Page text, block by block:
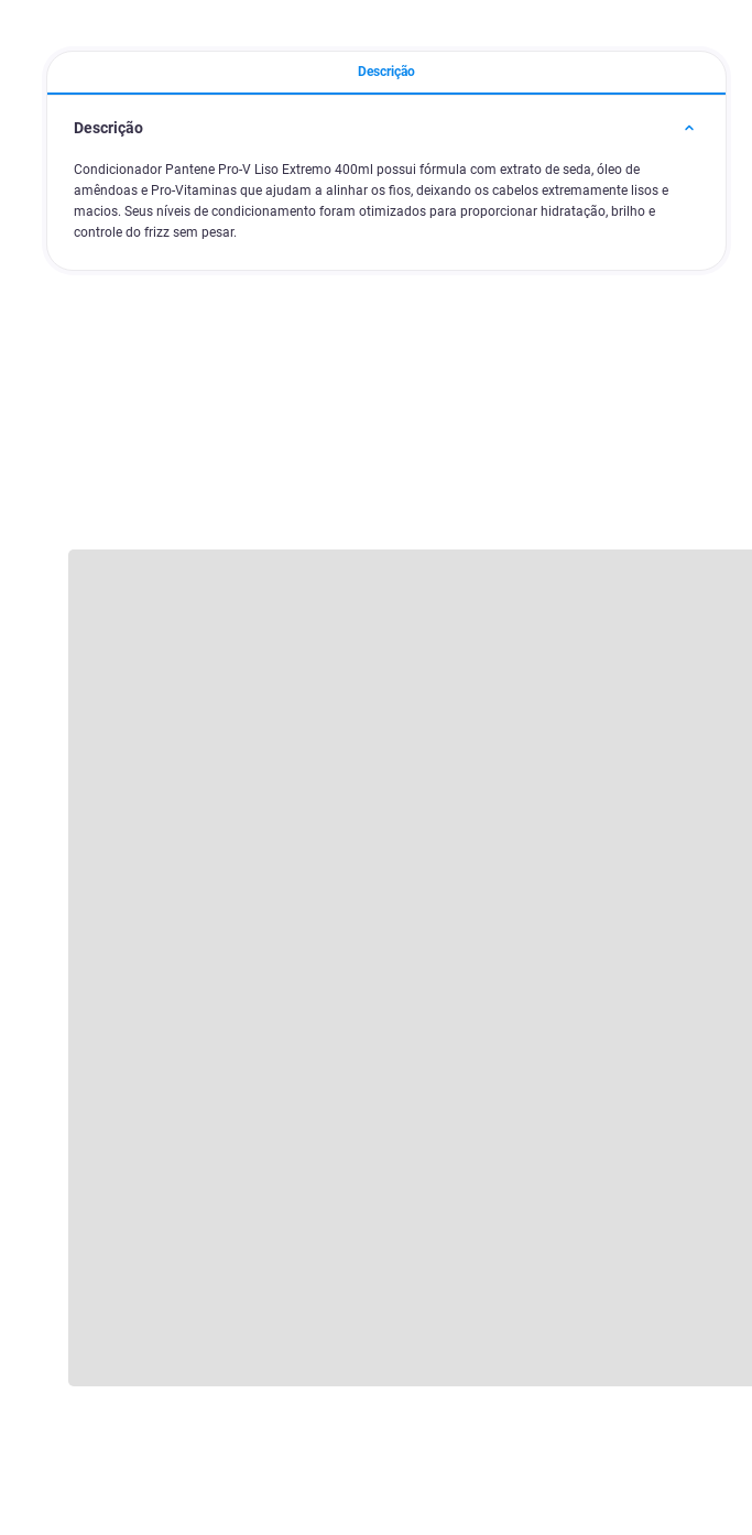
Descrição
Descrição
Condicionador Pantene Pro-V Liso Extremo 400ml possui fórmula com extrato de seda, óleo de
amêndoas e Pro-Vitaminas que ajudam a alinhar os fios, deixando os cabelos extremamente lisos e
macios. Seus níveis de condicionamento foram otimizados para proporcionar hidratação, brilho e
controle do frizz sem pesar.